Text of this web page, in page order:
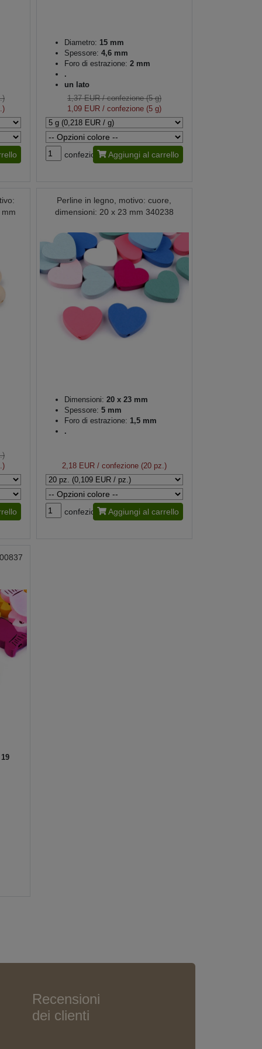
Diametro: 15 mm
Spessore: 4,6 mm
Foro di estrazione: 2 mm
.
un lato
1,37 EUR/ confezione (5 g)
1,09 EUR/ confezione (5 g)
confezione Aggiungi al carrello
Perline in legno, motivo: cuore,
dimensioni: 20 x 23 mm 340238
Dimensioni: 20 x 23 mm
Spessore: 5 mm
Foro di estrazione: 1,5 mm
.
2,18 EUR/ confezione (20 pz.)
confezione Aggiungi al carrello
Recensioni
dei clienti